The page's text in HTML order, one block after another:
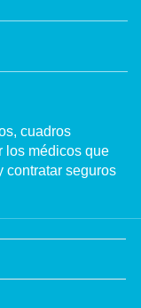
cuadros
los médicos que
contratar seguros